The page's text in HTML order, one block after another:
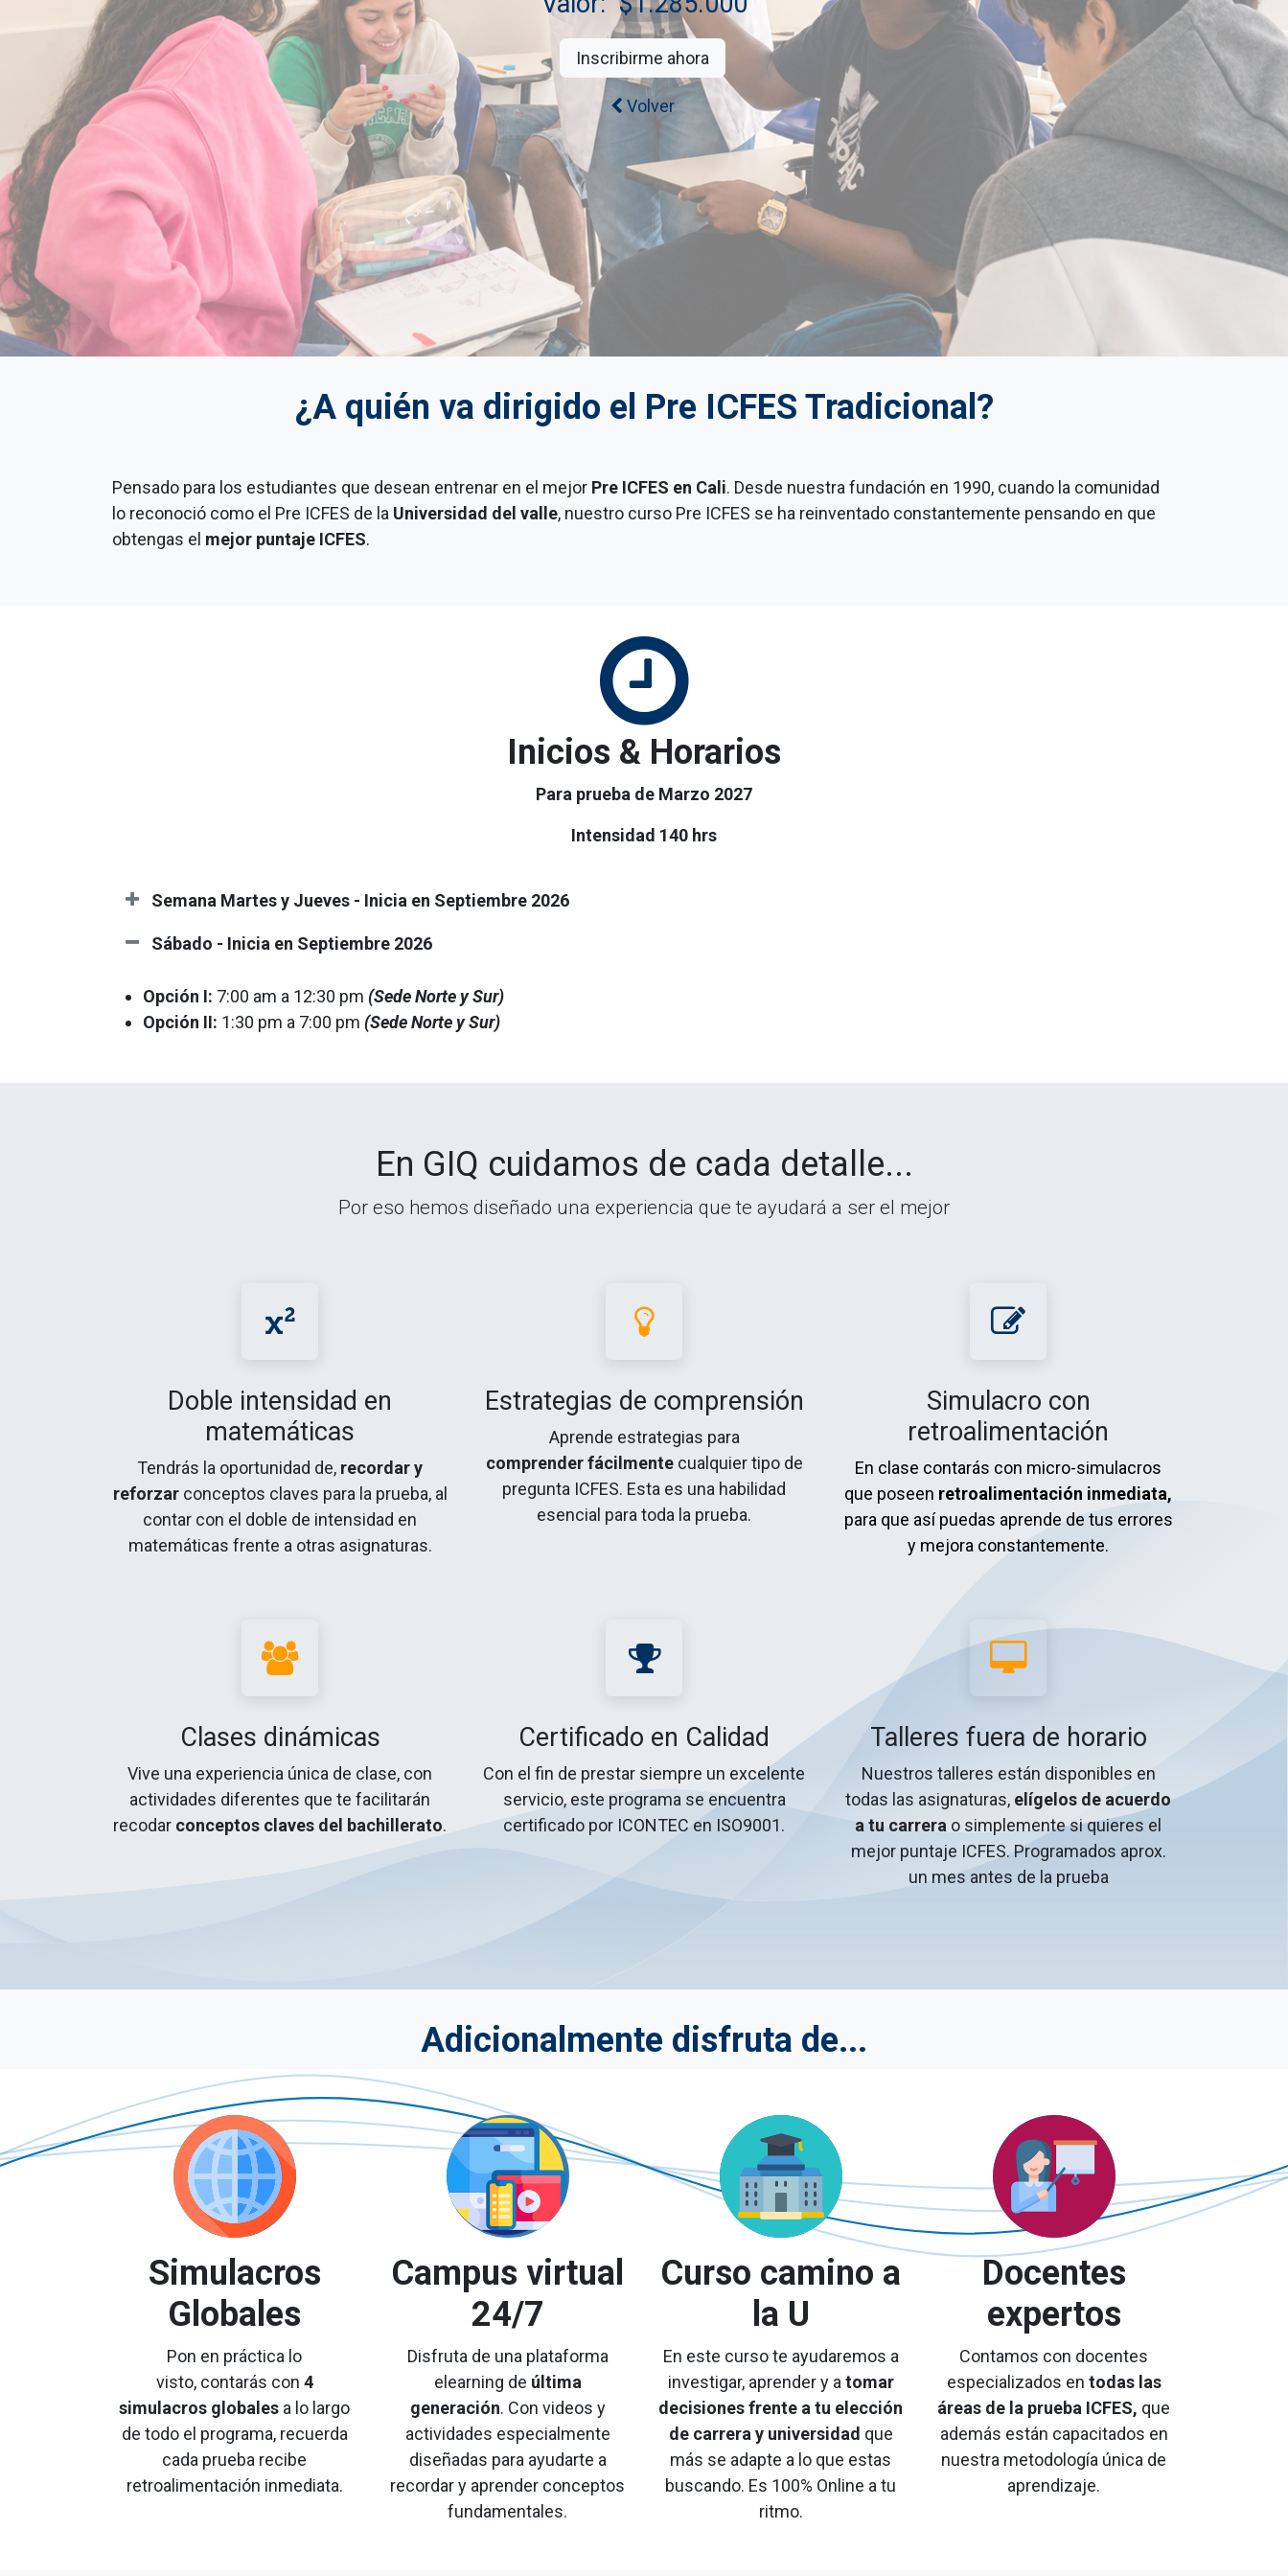
Inscribirme ahora
Volver
¿A quién va dirigido el Pre ICFES Tradicional?
Pensado para los estudiantes que desean entrenar en el mejor Pre ICFES en Cali. Desde nuestra fundación en 1990, cuando la comunidad
lo reconoció como el Pre ICFES de la Universidad del valle, nuestro curso Pre ICFES se ha reinventado constantemente pensando en que
obtengas el mejor puntaje ICFES.
Inicios & Horarios
Para prueba de Marzo 2027
Intensidad 140 hrs
Semana Martes y Jueves - Inicia en Septiembre 2026
Sábado - Inicia en Septiembre 2026
Opción I: 7:00 am a 12:30 pm (Sede Norte y Sur)
Opción II: 1:30 pm a 7:00 pm (Sede Norte y Sur)
En GIQ cuidamos de cada detalle...
Por eso hemos diseñado una experiencia que te ayudará a ser el mejor
Doble intensidad en
matemáticas
Tendrás la oportunidad de, recordar y
reforzarconceptos claves para la prueba, al
contar con el doble de intensidad en
matemáticas frente a otras asignaturas.
Estrategias de comprensión
Aprende estrategias para
comprender fácilmentecualquier tipo de
pregunta ICFES. Esta es una habilidad
esencial para toda la prueba.
Simulacro con
retroalimentación
En clase contarás c​on micro-simulacros
que poseen retroalimentación inmediata,
para que así puedas aprende de tus errores
y mejora constantemente.
Clases dinámicas
Vive una experiencia única de clase, con
actividades diferentes que te facilitarán
recodar conceptos claves del bachillerato.
Certificado en Calidad
Con el fin de prestar siempre un excelente
servicio, este programa se encuentra
certificado por ICONTEC en ISO9001.
Talleres fuera de horario
Nuestros talleres están disponibles en
todas las asignaturas, elígelos de acuerdo
a tu carrera o simplemente si quieres el
mejor puntaje ICFES. Programados aprox.
un mes antes de la prueba
Adicionalmente disfruta de...
Simulacros
Globales
Pon en práctica lo
visto, contarás con 4
simulacros globales a lo largo
de todo el programa, recuerda
cada prueba recibe
retroalimentación inmediata.
Campus virtual
24/7
Disfruta de una plataforma
elearning de última
generación. Con videos y
actividades especialmente
diseñadas para ayudarte a
recordar y aprender conceptos
fundamentales.
Curso camino a
la U
En este curso te ayudaremos a
investigar, aprender y a tomar
decisiones frente a tu elección
de carrera y universidad que
más se adapte a lo que estas
buscando. Es 100% Online a tu
ritmo.
Docentes
expertos
Contamos con docentes
especializados en todas las
áreas de la prueba ICFES, que
además están capacitados en
nuestra metodología única de
aprendizaje.